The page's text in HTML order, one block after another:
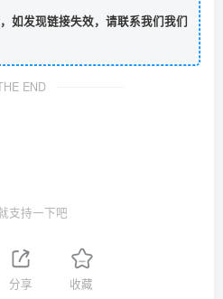
如发现链接失效，请联系我们我们
END
支持一下吧
分享 收藏